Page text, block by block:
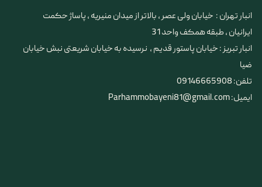
انبار تهران : خیابان ولی عصر ، بالاتر از میدان منیریه ، پاساژ حکمت
ایرانیان ، طبقه همکف واحد 31
​​​​​​​انبار تبریز : خیابان پاستور قدیم ، نرسیده به خیابان شریعتی نبش خیابان
ضیا
تلفن: 09146665908
ایمیل: Parhammobayeni81@gmail.com